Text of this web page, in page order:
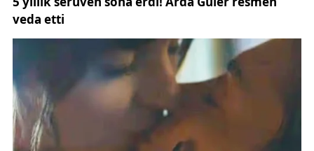
saatlerde oluşan doluluk, müsabakaya verilen
Taraftarların erken giriş yapması, organizasyonel
açıdan da dikkat çekti. Tribünlerdeki düzenli
yerleşim ve maç öncesi yapılan tezahüratlar,
karşılaşma başlamadan önce stadyum atmosferinin
oluşmasını sağladı. Bu tablo, sezon içinde oynanan